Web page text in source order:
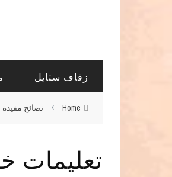
زفاف ستايل
Home
› نصائح مفيدة